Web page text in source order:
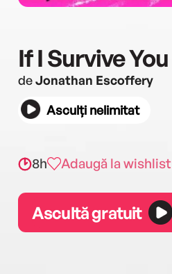
If I Survive You
deJonathan Escoffery
Asculți nelimitat
8h Adaugă la wishlist
Ascultă gratuit